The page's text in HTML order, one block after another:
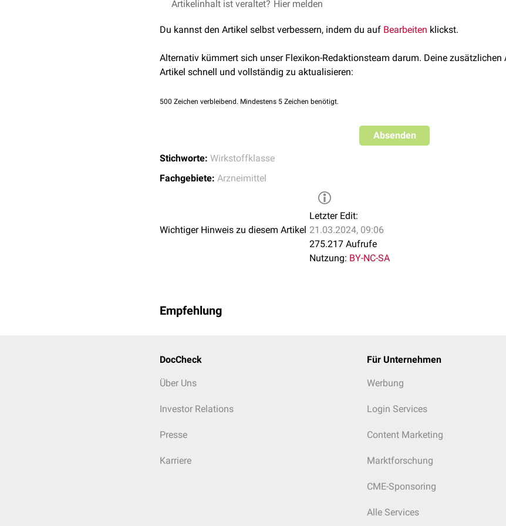
Famotidin
Roxatidin
Cimetidin ist aufgrund ungünstigerWechselwirkungen
weitgehend aus dem
Die anderen erhältlichen H 2 -Rezeptorantagonisten unterscheiden sich nicht in ihrer
und damit auch die Dosierungen substanzspezifisch.
Gruppenspezifisch sind als Nebenwirkung bekannt:
Schwindelgefühl
gastrointestinaleFunktionsstörungen (Durchfall,Obstipation )
reversibleLeberfunktionsstörungen
Artikelinhalt ist veraltet? Hier melden
Du kannst den Artikel selbst verbessern, indem du auf Bearbeiten klickst.
Alternativ kümmert sich unser Flexikon-Redaktionsteam darum. Deine zusätzlichen
Artikel schnell und vollständig zu aktualisieren:
500 Zeichen verbleibend. Mindestens 5 Zeichen benötigt.
Absenden
Stichworte: Wirkstoffklasse
Fachgebiete: Arzneimittel
Wichtiger Hinweis zu diesem Artikel
Letzter Edit:
21.03.2024, 09:06
275.217 Aufrufe
Nutzung: BY-NC-SA
Empfehlung
DocCheck
Über Uns
Investor Relations
Presse
Karriere
Für Unternehmen
Werbung
Login Services
Content Marketing
Marktforschung
CME-Sponsoring
Alle Services